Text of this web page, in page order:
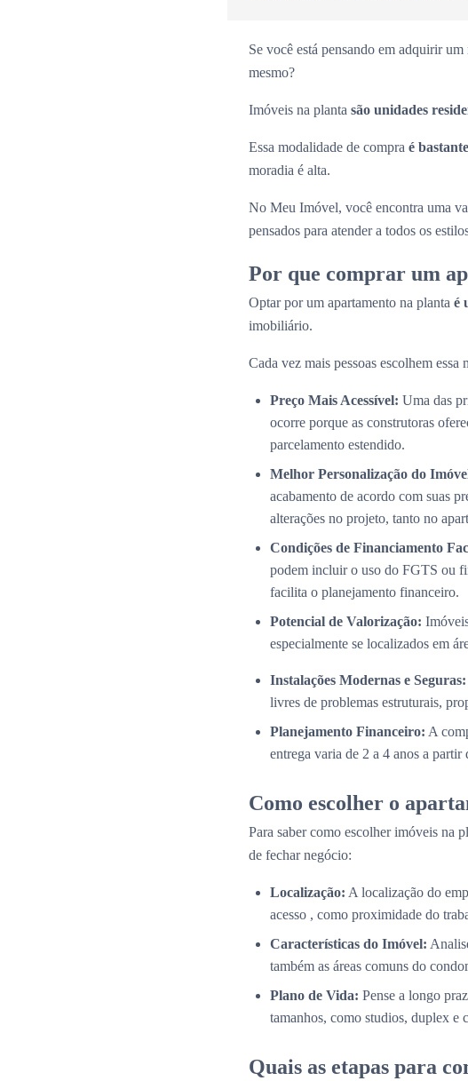
Se você está pensando em adquirir
mesmo?
Imóveis na planta são unidades
Essa modalidade de compra é
moradia é alta.
No Meu Imóvel, você encontra uma
pensados para atender a todos os
Por que comprar um
Optar por um apartamento na planta é
imobiliário.
Cada vez mais pessoas escolhem
Preço Mais Acessível: Uma das
ocorre porque as construtoras
parcelamento estendido.
Melhor Personalização do
acabamento de acordo com suas
alterações no projeto, tanto no
Condições de Financiamento
podem incluir o uso do FGTS ou
facilita o planejamento financeiro.
Potencial de Valorização:
especialmente se localizados em
Instalações Modernas e Seguras:
livres de problemas estruturais,
Planejamento Financeiro: A
entrega varia de 2 a 4 anos a partir
Como escolher o
Para saber como escolher imóveis na
de fechar negócio:
Localização: A localização do
acesso , como proximidade do
Características do Imóvel:
também as áreas comuns do
Plano de Vida: Pense a longo
tamanhos, como studios, duplex e
Quais as etapas para